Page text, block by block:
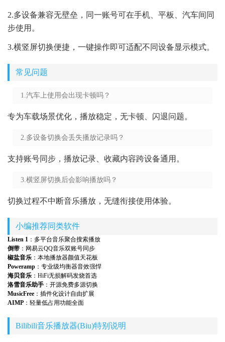
2.多设备兼容无壁垒，同一账号可在手机、平板、汽车间同
步使用。
3.横竖屏切换便捷，一键操作即可适配不同设备显示模式。
常见问题
1.汽车上使用会出现卡顿吗？
专为车载场景优化，播放稳定，无卡顿、闪退问题。
2.多设备切换会丢失播放记录吗？
支持账号同步，播放记录、收藏内容跨设备通用。
3.横竖屏切换后会影响播放吗？
切换过程不中断音乐播放，无缝衔接使用体验。
小编推荐同类软件
Listen 1 ：多平台音乐聚合搜索播放
倒带 ：网易云QQ音乐双账号同步
椒盐音乐 ：本地播放器颜值天花板
Poweramp ：专业级均衡器音效强悍
海贝音乐 ：HiFi无损解码发烧首选
洛雪音乐助手 ：开源免费多源切换
MusicFree ：插件化设计自由扩展
AIMP ：轻量低占用功能全面
Bilibili音乐播放器(Biu)特别说明